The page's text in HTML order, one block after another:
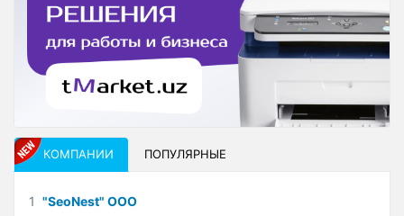
КОМПАНИИ ПОПУЛЯРНЫЕ
1 "SeoNest" ООО